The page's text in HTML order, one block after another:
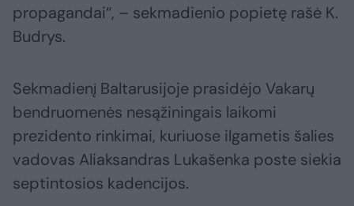
propagandai“, – sekmadienio popietę rašė K.
Budrys.
Sekmadienį Baltarusijoje prasidėjo Vakarų
bendruomenės nesąžiningais laikomi
prezidento rinkimai, kuriuose ilgametis šalies
vadovas Aliaksandras Lukašenka poste siekia
septintosios kadencijos.